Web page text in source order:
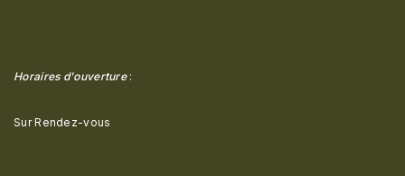
Horaires d'ouverture:
Sur Rendez-vous